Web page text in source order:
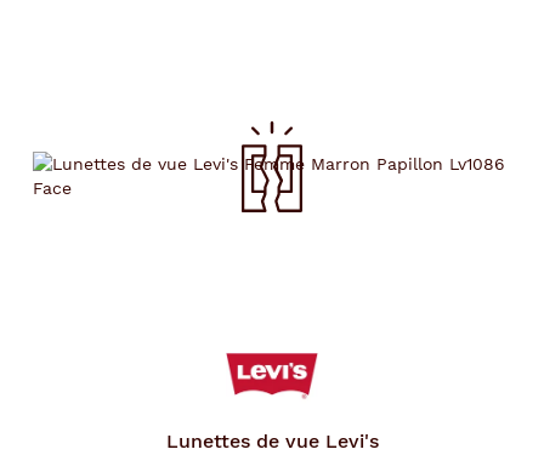
Lunettes de vue Levi's